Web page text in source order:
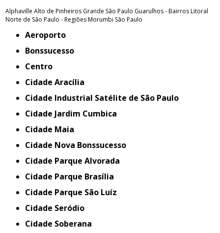
Alphaville Alto de Pinheiros Grande São Paulo Guarulhos - BairrosLitoral
Norte de São Paulo - RegiõesMorumbi São Paulo
Aeroporto
Bonssucesso
Centro
Cidade Aracília
Cidade Industrial Satélite de São Paulo
Cidade Jardim Cumbica
Cidade Maia
Cidade Nova Bonssucesso
Cidade Parque Alvorada
Cidade Parque Brasília
Cidade Parque São Luíz
Cidade Seródio
Cidade Soberana